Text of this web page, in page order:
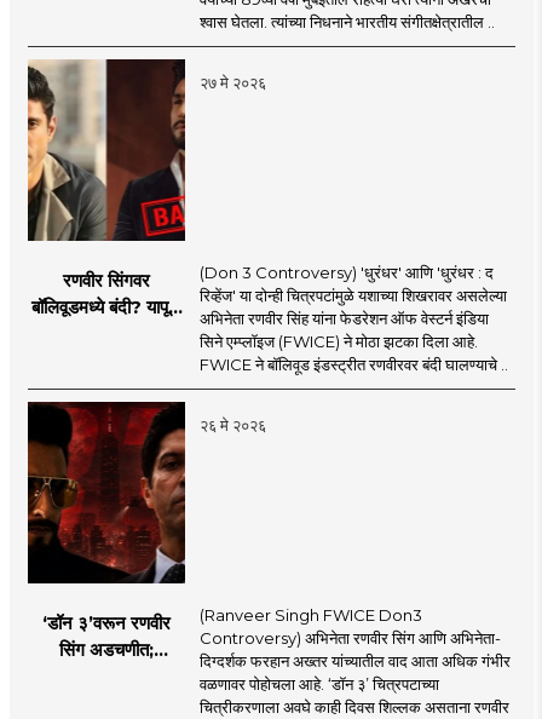
श्वास घेतला. त्यांच्या निधनाने भारतीय संगीतक्षेत्रातील ..
२७ मे २०२६
रणवीर सिंगवर
बॉलिवूडमध्ये बंदी? यापूर्वी
(Don 3 Controversy) 'धुरंधर' आणि 'धुरंधर : द
रिव्हेंज' या दोन्ही चित्रपटांमुळे यशाच्या शिखरावर असलेल्या
अभिनेता रणवीर सिंह यांना फेडरेशन ऑफ वेस्टर्न इंडिया
सिने एम्प्लॉइज (FWICE) ने मोठा झटका दिला आहे.
FWICE ने बॉलिवूड इंडस्ट्रीत रणवीरवर बंदी घालण्याचे ..
२६ मे २०२६
‘डॉन ३’वरून रणवीर
सिंग अडचणीत;
(Ranveer Singh FWICE Don3
Controversy) अभिनेता रणवीर सिंग आणि अभिनेता-
दिग्दर्शक फरहान अख्तर यांच्यातील वाद आता अधिक गंभीर
वळणावर पोहोचला आहे. ‘डॉन ३’ चित्रपटाच्या
चित्रीकरणाला अवघे काही दिवस शिल्लक असताना रणवीर